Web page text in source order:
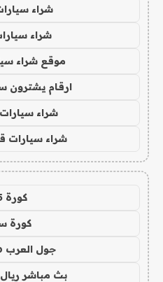
شراء
شراء
موقع شراء
ارقام يشترون
شراء
شراء سيارات
كورة 365
كورة
جول العرب goalarab
بث مباشر ريال